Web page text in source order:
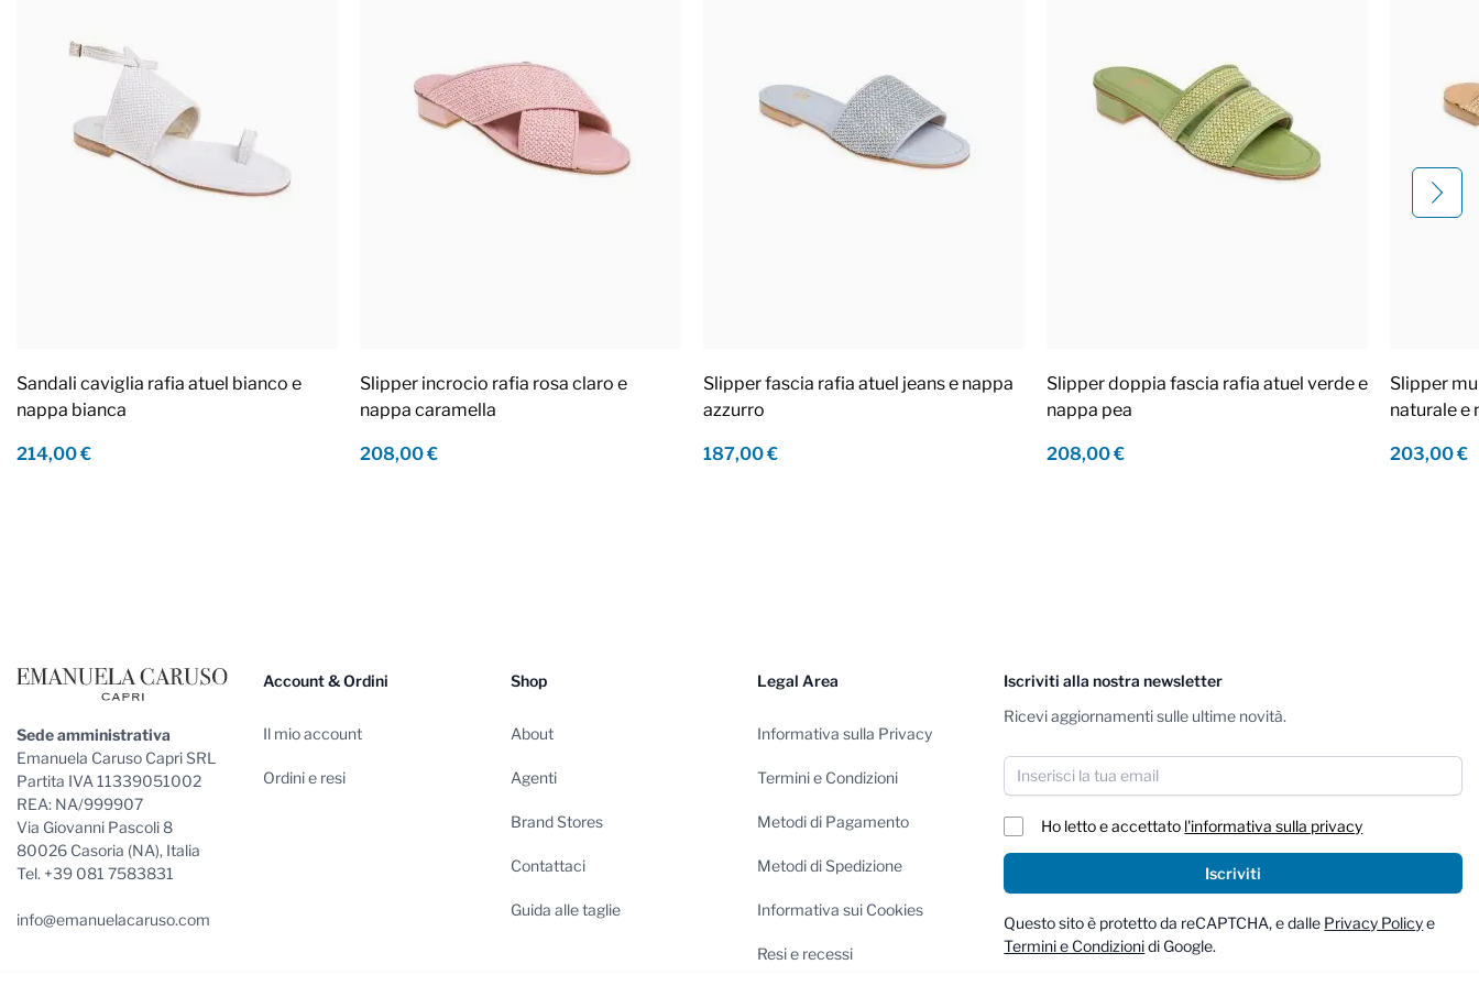
Sandali caviglia rafia atuel bianco e
nappa bianca
214,00 €
Slipper incrocio rafia rosa claro e
nappa caramella
208,00 €
Slipper fascia rafia atuel jeans e nappa
azzurro
187,00 €
Slipper doppia fascia rafia atuel verde e
nappa pea
208,00 €
Slipper
naturale e
203,00 €
Sede amministrativa
Emanuela Caruso Capri SRL
Partita IVA 11339051002
REA: NA/999907
Via Giovanni Pascoli 8
80026 Casoria (NA), Italia
Tel. +39 081 7583831
info@emanuelacaruso.com
Account & Ordini
Il mio account
Ordini e resi
Shop
About
Agenti
Brand Stores
Contattaci
Guida alle taglie
Legal Area
Informativa sulla Privacy
Termini e Condizioni
Metodi di Pagamento
Metodi di Spedizione
Informativa sui Cookies
Resi e recessi
Iscriviti alla nostra newsletter
Ricevi aggiornamenti sulle ultime novità.
Indirizzo email
Ho letto e accettato l'informativa sulla privacy
Iscriviti
Questo sito è protetto da reCAPTCHA, e dalle Privacy Policye
Termini e Condizionidi Google.